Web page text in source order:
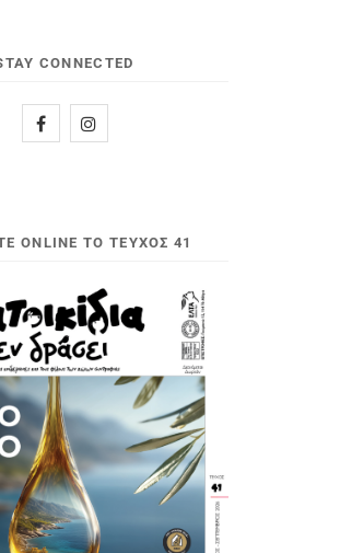
CONNECTED
ONLINE ΤΟ ΤΕΎΧΟΣ 41